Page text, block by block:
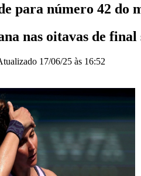
para número 42 do
nas oitavas de
17/06/25 às 16:52